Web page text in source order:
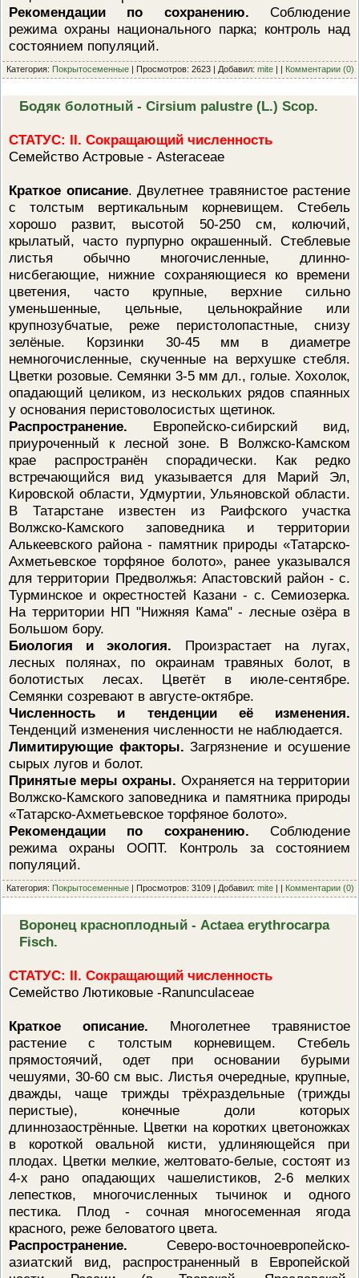
Рекомендации по сохранению. Соблюдение
режима охраны национального парка; контроль над
состоянием популяций.
Категория: Покрытосеменные | Просмотров: 2623 | Добавил: mite | | Комментарии (0)
Бодяк болотный - Cirsium palustre (L.) Scop.
СТАТУС: II. Сокращающий численность
Семейство Астровые - Asteraceae
Краткое описание. Двулетнее травянистое растение
с толстым вертикальным корневищем. Стебель
хорошо развит, высотой 50-250 см, колючий,
крылатый, часто пурпурно окрашенный. Стеблевые
листья обычно многочисленные, длинно-
нисбегающие, нижние сохраняющиеся ко времени
цветения, часто крупные, верхние сильно
уменьшенные, цельные, цельнокрайние или
крупнозубчатые, реже перистолопастные, снизу
зелёные. Корзинки 30-45 мм в диаметре
немногочисленные, скученные на верхушке стебля.
Цветки розовые. Семянки 3-5 мм дл., голые. Хохолок,
опадающий целиком, из нескольких рядов спаянных
у основания перистоволосистых щетинок.
Распространение. Европейско-сибирский вид,
приуроченный к лесной зоне. В Волжско-Камском
крае распространён спорадически. Как редко
встречающийся вид указывается для Марий Эл,
Кировской области, Удмуртии, Ульяновской области.
В Татарстане известен из Раифского участка
Волжско-Камского заповедника и территории
Алькеевского района - памятник природы «Татарско-
Ахметьевское торфяное болото», ранее указывался
для территории Предволжья: Апастовский район - с.
Турминское и окрестностей Казани - с. Семиозерка.
На территории НП "Нижняя Кама" - лесные озёра в
Большом бору.
Биология и экология. Произрастает на лугах,
лесных полянах, по окраинам травяных болот, в
болотистых лесах. Цветёт в июле-сентябре.
Семянки созревают в августе-октябре.
Численность и тенденции её изменения.
Тенденций изменения численности не наблюдается.
Лимитирующие факторы. Загрязнение и осушение
сырых лугов и болот.
Принятые меры охраны. Охраняется на территории
Волжско-Камского заповедника и памятника природы
«Татарско-Ахметьевское торфяное болото».
Рекомендации по сохранению. Соблюдение
режима охраны ООПТ. Контроль за состоянием
популяций.
Категория: Покрытосеменные | Просмотров: 3109 | Добавил: mite | | Комментарии (0)
Воронец красноплодный - Actaea erythrocarpa
Fisch.
СТАТУС: II. Сокращающий численность
Семейство Лютиковые -Ranunculaceae
Краткое описание. Многолетнее травянистое
растение с толстым корневищем. Стебель
прямостоячий, одет при основании бурыми
чешуями, 30-60 см выс. Листья очередные, крупные,
дважды, чаще трижды трёхраздельные (трижды
перистые), конечные доли которых
длиннозаострённые. Цветки на коротких цветоножках
в короткой овальной кисти, удлиняющейся при
плодах. Цветки мелкие, желтовато-белые, состоят из
4-х рано опадающих чашелистиков, 2-6 мелких
лепестков, многочисленных тычинок и одного
пестика. Плод - сочная многосеменная ягода
красного, реже беловатого цвета.
Распространение. Северо-восточноевропейско-
азиатский вид, распространенный в Европейской